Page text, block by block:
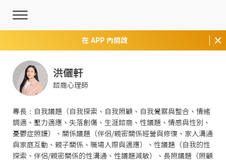
在 APP 內開啟
洪儷軒
諮商心理師
專長：自我議題（自我探索、自我照顧、自我覺察與整合、情緒
調適、壓力適應、失落創傷、生涯諮商、性議題、情感與性別、
憂鬱症照護）、關係議題（伴侶/親密關係經營與修復、家人溝通
與家庭互動、親子關係、職場人際與適應）、性議題（自我的性
探索、伴侶/親密關係的性溝通、性議題減敏）、長照議題（照顧